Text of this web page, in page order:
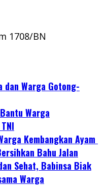
1708/BN
dan Warga Gotong-
Warga
Kembangkan Ayam
Bahu Jalan
Sehat, Babinsa Biak
Warga